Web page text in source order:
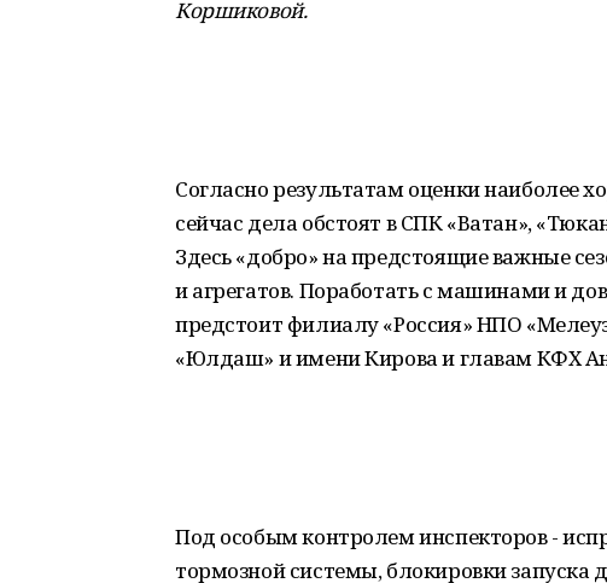
Коршиковой.
Согласно результатам оценки наиболее
сейчас дела обстоят в СПК «Ватан»,
Здесь «добро» на предстоящие важные
и агрегатов. Поработать с машинами и
предстоит филиалу «Россия» НПО
«Юлдаш» и имени Кирова и главам КФХ
Под особым контролем инспекторов -
тормозной системы, блокировки запуска